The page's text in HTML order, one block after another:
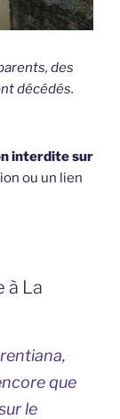
des
décédés.
interdite sur
ou un lien
à La
que
le